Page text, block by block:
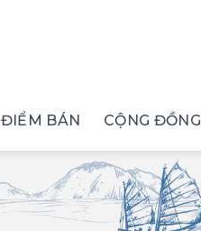
ĐIỂM BÁN CỘNG ĐỒNG